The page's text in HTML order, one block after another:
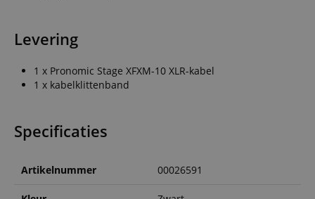
Levering
1 x Pronomic Stage XFXM-10 XLR-kabel
1 x kabelklittenband
Specificaties
Artikelnummer 00026591